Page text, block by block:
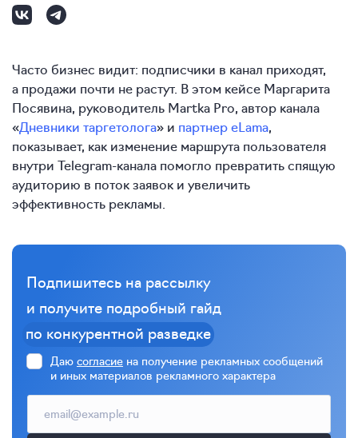
Часто бизнес видит: подписчики в канал приходят,
а продажи почти не растут. В этом кейсе Маргарита
Посявина, руководитель Martka Pro, автор канала
«Дневники таргетолога» и партнер eLama,
показывает, как изменение маршрута пользователя
внутри Telegram-канала помогло превратить спящую
аудиторию в поток заявок и увеличить
эффективность рекламы.
Подпишитесь на рассылку
и получите подробный гайд
по конкурентной разведке
Даю согласие на получение рекламных сообщений
и иных материалов рекламного характера